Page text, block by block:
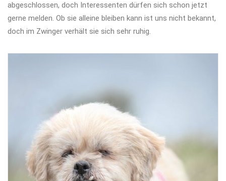
abgeschlossen, doch Interessenten dürfen sich schon jetzt
gerne melden. Ob sie alleine bleiben kann ist uns nicht bekannt,
doch im Zwinger verhält sie sich sehr ruhig.